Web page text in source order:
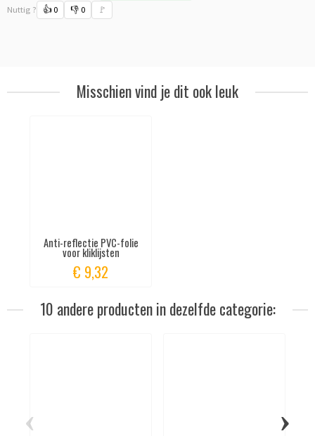
Nuttig ? 👍 0 👎 0 🚩
Misschien vind je dit ook leuk
Anti-reflectie PVC-folie
voor kliklijsten
€ 9,32
10 andere producten in dezelfde categorie:
‹ ›